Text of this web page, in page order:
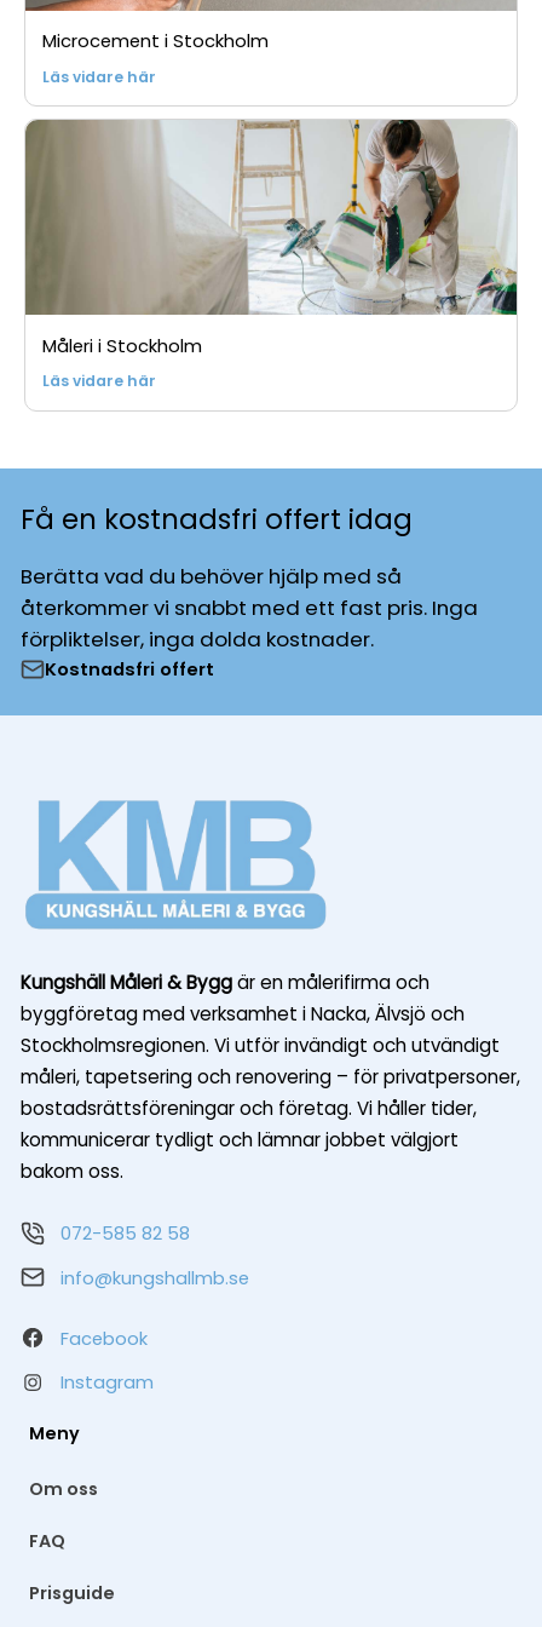
Microcement i Stockholm
Läs vidare här
Måleri i Stockholm
Läs vidare här
Få en kostnadsfri offert idag
Berätta vad du behöver hjälp med så
återkommer vi snabbt med ett fast pris. Inga
förpliktelser, inga dolda kostnader.
Kostnadsfri offert
Kungshäll Måleri & Byggär en målerifirma och
byggföretag med verksamhet i Nacka, Älvsjö och
Stockholmsregionen. Vi utför invändigt och utvändigt
måleri, tapetsering och renovering – för privatpersoner,
bostadsrättsföreningar och företag. Vi håller tider,
kommunicerar tydligt och lämnar jobbet välgjort
bakom oss.
072-585 82 58
info@kungshallmb.se
Facebook
Instagram
Meny
Om oss
FAQ
Prisguide